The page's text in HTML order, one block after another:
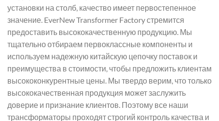
установки на столб, качество имеет первостепенное
значение. EverNew Transformer Factory стремится
предоставить высококачественную продукцию. Мы
тщательно отбираем первоклассные компоненты и
используем надежную китайскую цепочку поставок и
преимущества в стоимости, чтобы предложить клиентам
высококонкурентные цены. Мы твердо верим, что только
высококачественная продукция может заслужить
доверие и признание клиентов. Поэтому все наши
трансформаторы проходят строгий контроль качества и